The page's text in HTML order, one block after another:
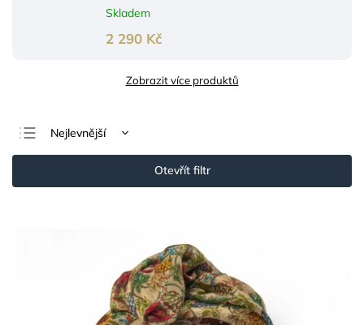
Skladem
2 290 Kč
Zobrazit více produktů
Nejlevnější
Nejdražší
Nejprodávanější
Otevřít filtr